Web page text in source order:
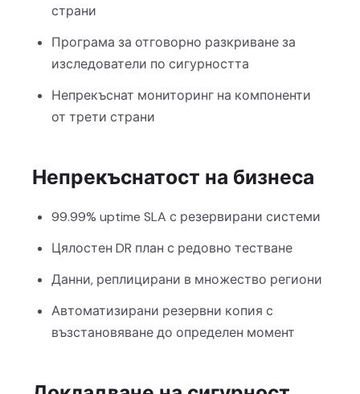
страни
Програма за отговорно разкриване за
изследователи по сигурността
Непрекъснат мониторинг на компоненти
от трети страни
Непрекъснатост на бизнеса
99.99% uptime SLA с резервирани системи
Цялостен DR план с редовно тестване
Данни, реплицирани в множество региони
Автоматизирани резервни копия с
възстановяване до определен момент